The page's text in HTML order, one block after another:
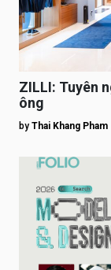
ZILLI: Tuyên
ông
by Thai Khang Pham